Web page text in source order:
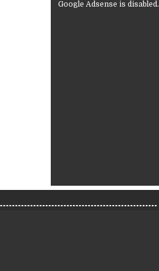
Google Adsense is disabled.